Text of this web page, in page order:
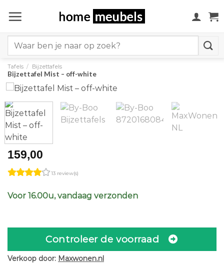
naar
for:
Tafels / Bijzettafels
Bijzettafel Mist – off-white
159,00
13 review(s)
Voor 16.00u, vandaag verzonden
Controleer de voorraad
Verkoop door: Maxwonen.nl